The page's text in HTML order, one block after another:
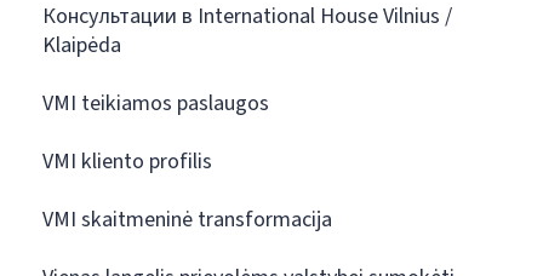
Консультации в International House Vilnius /
Klaipėda
VMI teikiamos paslaugos
VMI kliento profilis
VMI skaitmeninė transformacija